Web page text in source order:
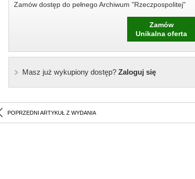
Zamów dostęp do pełnego Archiwum "Rzeczpospolitej"
Zamów
Unikalna oferta
Masz już wykupiony dostęp?Zaloguj się
POPRZEDNI ARTYKUŁ Z WYDANIA